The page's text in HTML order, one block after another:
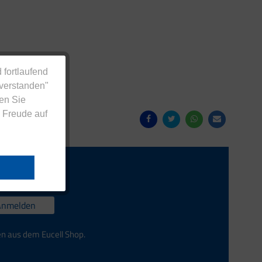
fortlaufend
Sie
auf
aus dem Eucell Shop.